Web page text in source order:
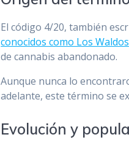
El código 4/20, también
conocidos como Los Waldos
de cannabis abandonado.
Aunque nunca lo
adelante, este término se
Evolución y